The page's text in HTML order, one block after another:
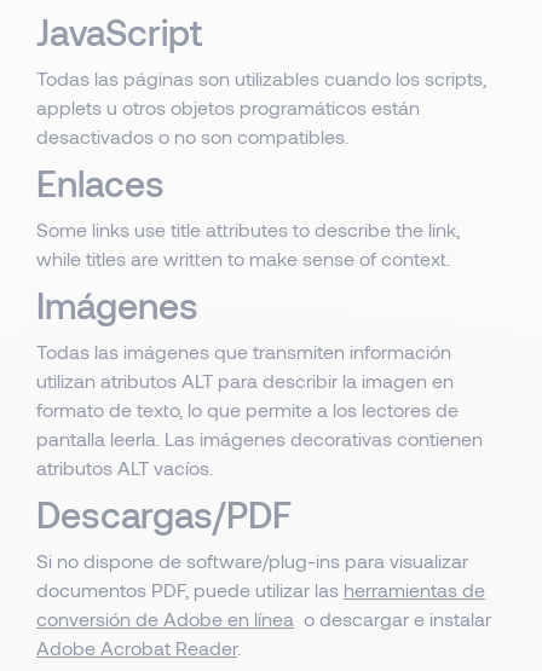
JavaScript
Todas las páginas son utilizables cuando los scripts,
applets u otros objetos programáticos están
desactivados o no son compatibles.
Enlaces
Some links use title attributes to describe the link,
while titles are written to make sense of context.
Imágenes
Todas las imágenes que transmiten información
utilizan atributos ALT para describir la imagen en
formato de texto, lo que permite a los lectores de
pantalla leerla. Las imágenes decorativas contienen
atributos ALT vacíos.
Descargas/PDF
Si no dispone de software/plug-ins para visualizar
documentos PDF, puede utilizar las herramientas de
conversión de Adobe en línea o descargar e instalar
Adobe Acrobat Reader.